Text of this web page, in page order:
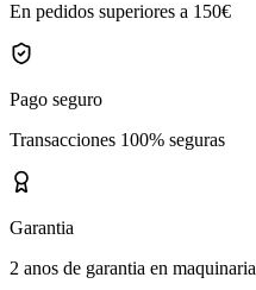
En pedidos superiores a 150€
Pago seguro
Transacciones 100% seguras
Garantia
2 anos de garantia en maquinaria